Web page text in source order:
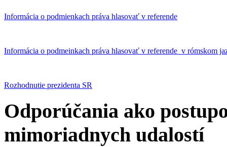
Informácia o podmienkach práva hlasovať v referende
Informácia o podmeinkach práva hlasovať v referende v rómskom
Rozhodnutie prezidenta SR
Odporúčania ako
mimoriadnych udalostí